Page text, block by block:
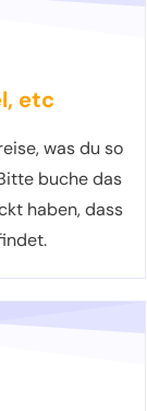
etc
was du so
buche das
haben, dass